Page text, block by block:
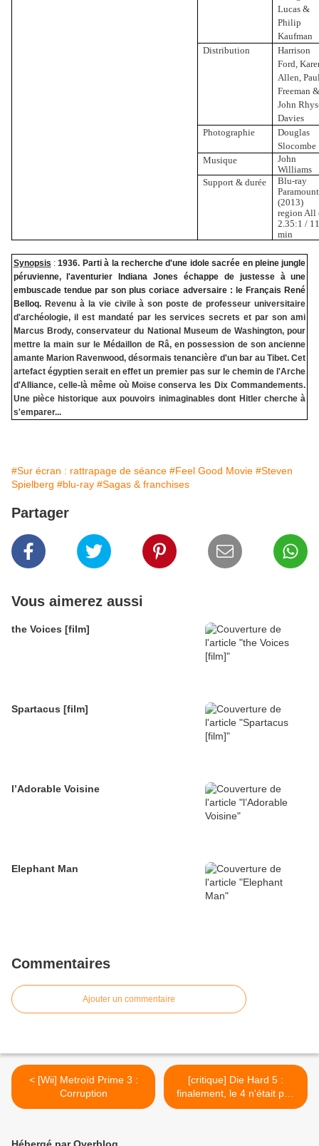
Lucas &
Philip
Kaufman
Distribution
Harrison
Ford,
Allen,
Freeman
John
Davies
Photographie
Douglas
Slocombe
Musique
John
Williams
Support & durée
Blu-ray
Paramount
(2013)
region All
2.35:1 /
min
Synopsis : 1936. Parti à la recherche d'une idole sacrée en pleine jungle
péruvienne, l'aventurier Indiana Jones échappe de justesse à une
embuscade tendue par son plus coriace adversaire : le Français René
Belloq.Revenu à la vie civile à son poste de professeur universitaire
d'archéologie, il est mandaté par les services secrets et par son ami
Marcus Brody, conservateur du National Museum de Washington, pour
mettre la main sur le Médaillon de Râ, en possession de son ancienne
amante Marion Ravenwood, désormais tenancière d'un bar au Tibet. Cet
artefact égyptien serait en effet un premier pas sur le chemin de l'Arche
d'Alliance, celle-là même où Moïse conserva les Dix Commandements.
Une pièce historique aux pouvoirs inimaginables dont Hitler cherche à
s'emparer...
#Sur écran : rattrapage de séance #Feel Good Movie #Steven
Spielberg #blu-ray #Sagas & franchises
Partager
Vous aimerez aussi
the Voices [film]
Spartacus [film]
l’Adorable Voisine
Elephant Man
Commentaires
Ajouter un commentaire
< [Wii] Metroïd Prime 3 :
Corruption
[critique] Die Hard 5 :
finalement, le 4 n'était pas
si mal... >